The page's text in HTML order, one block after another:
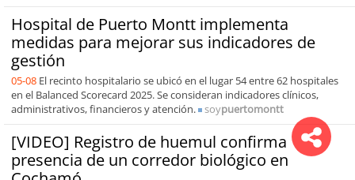
Hospital de Puerto Montt implementa
medidas para mejorar sus indicadores de
gestión
05-08 El recinto hospitalario se ubicó en el lugar 54 entre 62 hospitales
en el Balanced Scorecard 2025. Se consideran indicadores clínicos,
administrativos, financieros y atención.
soypuertomontt
[VIDEO] Registro de huemul confirma
presencia de un corredor biológico en